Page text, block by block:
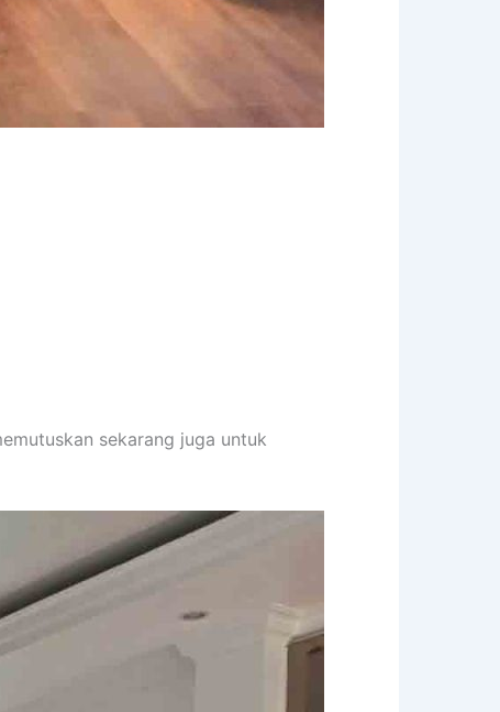
sekarang juga untuk